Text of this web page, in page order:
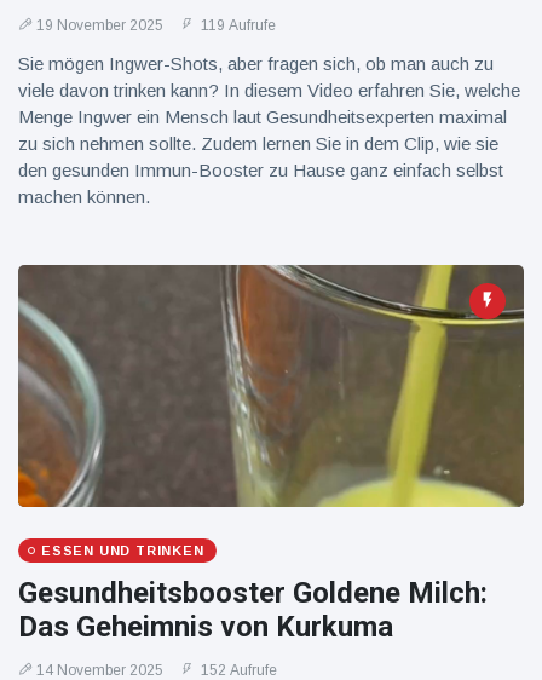
19 November 2025 119 Aufrufe
Sie mögen Ingwer-Shots, aber fragen sich, ob man auch zu
viele davon trinken kann? In diesem Video erfahren Sie, welche
Menge Ingwer ein Mensch laut Gesundheitsexperten maximal
zu sich nehmen sollte. Zudem lernen Sie in dem Clip, wie sie
den gesunden Immun-Booster zu Hause ganz einfach selbst
machen können.
ESSEN UND TRINKEN
Gesundheitsbooster Goldene Milch:
Das Geheimnis von Kurkuma
14 November 2025 152 Aufrufe